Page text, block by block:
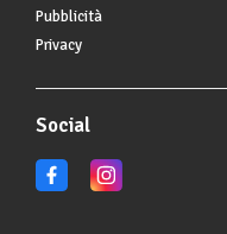
Pubblicità
Privacy
Social